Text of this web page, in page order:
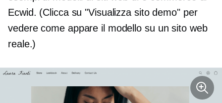
Ecwid. (Clicca su "Visualizza sito demo" per
vedere come appare il modello su un sito web
reale.)